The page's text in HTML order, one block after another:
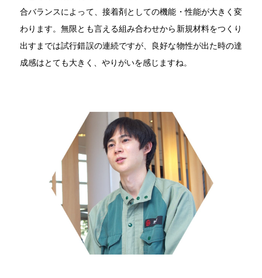
合バランスによって、接着剤としての機能・性能が大きく変
わります。無限とも言える組み合わせから新規材料をつくり
出すまでは試行錯誤の連続ですが、良好な物性が出た時の達
成感はとても大きく、やりがいを感じますね。